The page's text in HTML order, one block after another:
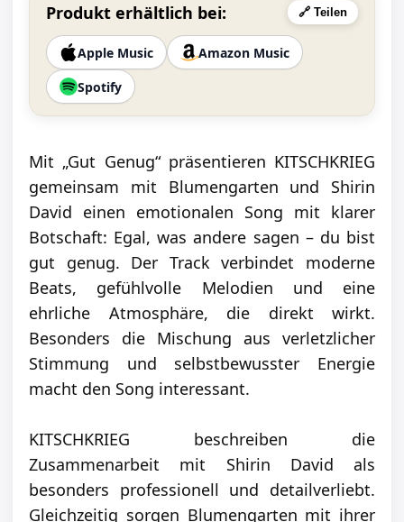
Produkt erhältlich bei: 🔗 Teilen
Apple Music
Amazon Music
Spotify
Mit „Gut Genug“ präsentieren KITSCHKRIEG
gemeinsam mit Blumengarten und Shirin
David einen emotionalen Song mit klarer
Botschaft: Egal, was andere sagen – du bist
gut genug. Der Track verbindet moderne
Beats, gefühlvolle Melodien und eine
ehrliche Atmosphäre, die direkt wirkt.
Besonders die Mischung aus verletzlicher
Stimmung und selbstbewusster Energie
macht den Song interessant.
KITSCHKRIEG beschreiben die
Zusammenarbeit mit Shirin David als
besonders professionell und detailverliebt.
Gleichzeitig sorgen Blumengarten mit ihrer